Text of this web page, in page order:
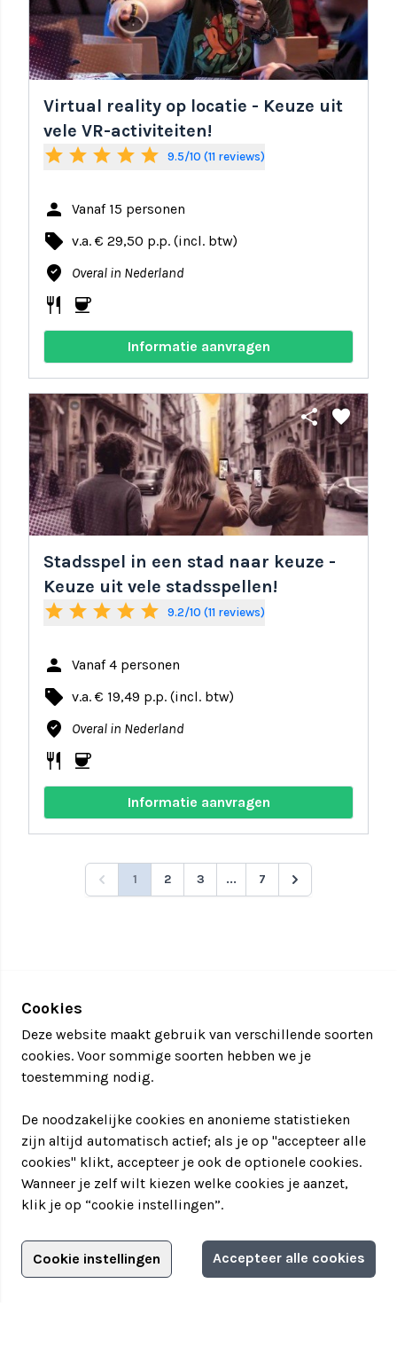
Filter jouw teamuitstapje!
Virtual reality op locatie - Keuze uit
vele VR-activiteiten!
star star star star star 9.5/10 (11 reviews)
person Vanaf 15 personen
local_offer v.a. € 29,50 p.p. (incl. btw)
where_to_vote Overal in Nederland
restaurant coffee
Informatie aanvragen
share favorite
Stadsspel in een stad naar keuze -
Keuze uit vele stadsspellen!
star star star star star 9.2/10 (11 reviews)
person Vanaf 4 personen
local_offer v.a. € 19,49 p.p. (incl. btw)
where_to_vote Overal in Nederland
restaurant coffee
Informatie aanvragen
1 2 3 ... 7
Adverteren?
Adverteerdersopties
Cookies
Deze website maakt gebruik van verschillende soorten
cookies. Voor sommige soorten hebben we je
toestemming nodig.
De noodzakelijke cookies en anonieme statistieken
zijn altijd automatisch actief; als je op "accepteer alle
cookies" klikt, accepteer je ook de optionele cookies.
Wanneer je zelf wilt kiezen welke cookies je aanzet,
klik je op “cookie instellingen”.
Cookie instellingen Accepteer alle cookies